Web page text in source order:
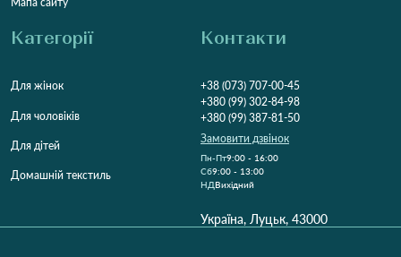
Категорії
Для жінок
Для чоловіків
Для дітей
Домашній текстиль
Контакти
+38 (073) 707-00-45
+380 (99) 302-84-98
+380 (99) 387-81-50
Замовити дзвінок
Пн-Пт9:00 - 16:00
Cб9:00 - 13:00
НДВихідний
Україна, Луцьк, 43000